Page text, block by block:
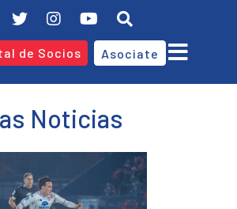
de Socios Asociate
Noticias